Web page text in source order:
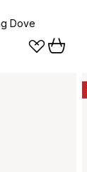
Dove